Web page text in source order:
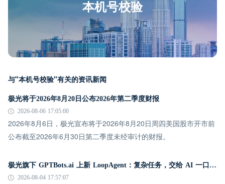
本机号校验
与"本机号校验"有关的资讯新闻
极光将于2026年8月20日公布2026年第二季度财报
2026-08-06 17:05:00
2026年8月6日，极光宣布将于2026年8月20日周四美国股市开市前
公布截至2026年6月30日第二季度未经审计的财报。
极光旗下 GPTBots.ai 上新 LoopAgent：复杂任务，交给 AI 一口气跑完
2026-08-04 17:57:07